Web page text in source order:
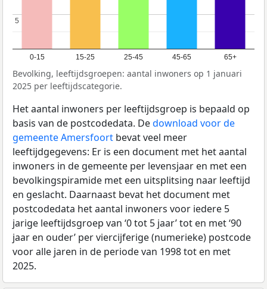
0-15 15-25 25-45 45-65 65+
5
5
Bevolking, leeftijdsgroepen: aantal inwoners op 1 januari
2025 per leeftijdscategorie.
Het aantal inwoners per leeftijdsgroep is bepaald op
basis van de postcodedata. Dedownload voor de
gemeente Amersfoort bevat veel meer
leeftijdgegevens: Er is een document met het aantal
inwoners in de gemeente per levensjaar en met een
bevolkingspiramide met een uitsplitsing naar leeftijd
en geslacht. Daarnaast bevat het document met
postcodedata het aantal inwoners voor iedere 5
jarige leeftijdsgroep van ‘0 tot 5 jaar’ tot en met ‘90
jaar en ouder’ per viercijferige (numerieke) postcode
voor alle jaren in de periode van 1998 tot en met
2025.